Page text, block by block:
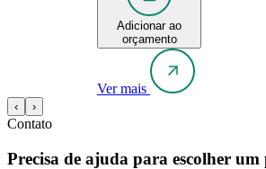
Adicionar ao
orçamento
Ver mais
‹ ›
Contato
Precisa de ajuda para escolher um